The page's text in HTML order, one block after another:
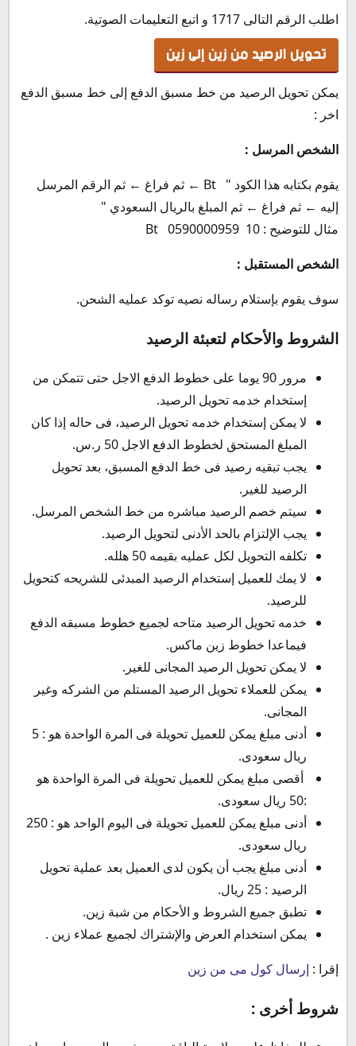
اطلب الرقم التالى 1717 و اتبع التعليمات الصوتية.
تحويل الرصيد من زين إلى زين
يمكن تحويل الرصيد من خط مسبق الدفع إلى خط مسبق الدفع
اخر :
الشخص المرسل :
يقوم بكتابه هذا الكود " Bt ← ثم فراغ ← ثم الرقم المرسل
إليه ← ثم فراغ ← ثم المبلغ بالريال السعودي "
مثال للتوضيح : 10 0590000959 Bt
الشخص المستقبل :
سوف يقوم بإستلام رساله نصيه توكد عمليه الشحن.
الشروط والأحكام لتعبئة الرصيد
مرور 90 يوما على خطوط الدفع الاجل حتى تتمكن من
إستخدام خدمه تحويل الرصيد.
لا يمكن إستخدام خدمه تحويل الرصيد، فى حاله إذا كان
المبلغ المستحق لخطوط الدفع الاجل 50 ر.س.
يجب تبقيه رصيد فى خط الدفع المسبق، بعد تحويل
الرصيد للغير.
سيتم خصم الرصيد مباشره من خط الشخص المرسل.
يجب الإلتزام بالحد الأدنى لتحويل الرصيد.
تكلفه التحويل لكل عمليه بقيمه 50 هلله.
لا يمك للعميل إستخدام الرصيد المبدئى للشريحه كتحويل
للرصيد.
خدمه تحويل الرصيد متاحه لجميع خطوط مسبقه الدفع
فيماعدا خطوط زين ماكس.
لا يمكن تحويل الرصيد المجانى للغير.
يمكن للعملاء تحويل الرصيد المستلم من الشركه وغير
المجانى.
أدنى مبلغ يمكن للعميل تحويلة فى المرة الواحدة هو : 5
ريال سعودى.
أقصى مبلغ يمكن للعميل تحويلة فى المرة الواحدة هو
:50 ريال سعودى.
أدنى مبلغ يمكن للعميل تحويلة فى اليوم الواحد هو : 250
ريال سعودى.
أدنى مبلغ يجب أن يكون لدى العميل بعد عملية تحويل
الرصيد : 25 ريال.
تطبق جميع الشروط و الأحكام من شبة زين.
يمكن استخدام العرض والإشتراك لجميع عملاء زين .
إقرا : إرسال كول مى من زين
شروط أخرى :